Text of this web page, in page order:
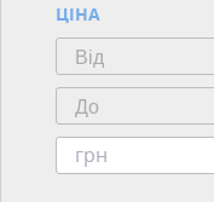
ЦІНА
грн